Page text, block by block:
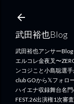
武田裕也Blog
武田裕也アンサー
エルコレ金夜叉〜
ンコジこと小島聡選
club GOから𝕏フォロ
ハイエナ収録舞台名
FEST.26出演権1次審